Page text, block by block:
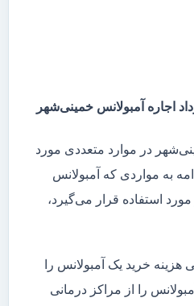
اجاره آمبولانس خمینی‌شهر
در موارد متعددی مورد
به مواردی که آمبولانس
استفاده قرار می‌گیرد،
خرید یک آمبولانس را
را از مراکز درمانی